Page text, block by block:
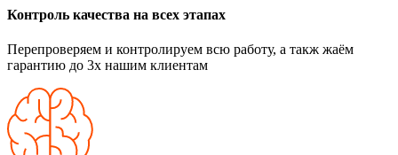
Контроль качества на всех этапах
Перепроверяем и контролируем всю работу, а такж жаём
гарантию до 3х нашим клиентам